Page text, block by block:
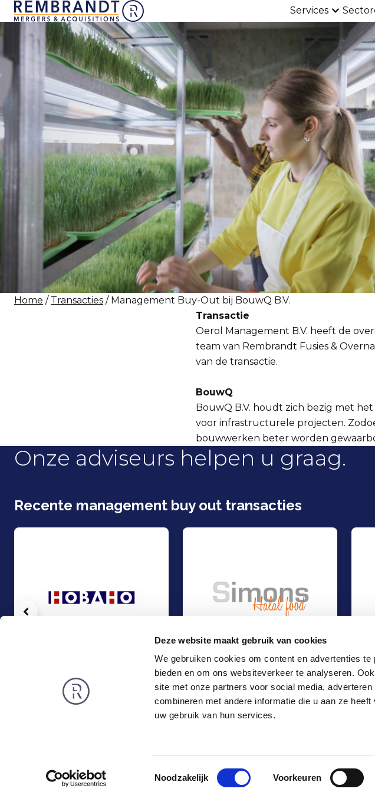
Deze website maakt gebruik van cookies
We gebruiken cookies om content en advertenties
bieden en om ons websiteverkeer te analyseren.
site met onze partners voor social media,
combineren met andere informatie die u aan ze
uw gebruik van hun services.
Toestemmingsselectie
Noodzakelijk Voorkeuren
Services
Home / Transacties / Management Buy-Out bij BouwQ B.V.
Transactie
Oerol Management B.V. heeft de
team van Rembrandt Fusies &
van de transactie.
BouwQ
BouwQ B.V. houdt zich bezig met
voor infrastructurele projecten.
bouwwerken beter worden
Onze adviseurs helpen u graag.
Recente management buy out transacties
Management Buy-Out Hobaho Horti Groep, onderdeel van Dümmen Orange
Management Buy-Out
Food & Agri
Management Buy-Out bij Simons Halal Foods
Food & Agri
Vorige
Rembrandt
Nieuws